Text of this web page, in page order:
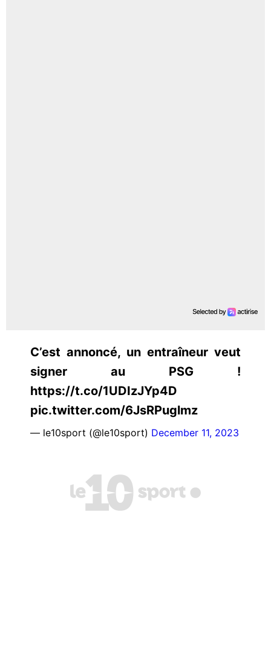
C’est annoncé, un entraîneur veut
signer au PSG !
https://t.co/1UDIzJYp4D
pic.twitter.com/6JsRPuglmz
— le10sport (@le10sport) December 11, 2023